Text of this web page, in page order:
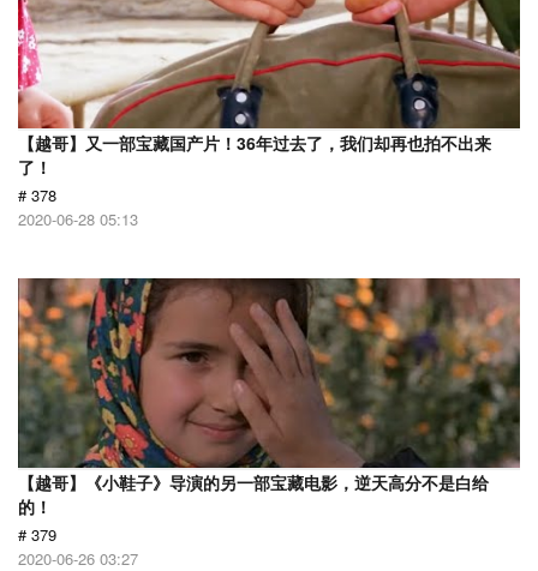
【越哥】又一部宝藏国产片！36年过去了，我们却再也拍不出来
了！
# 378
2020-06-28 05:13
【越哥】《小鞋子》导演的另一部宝藏电影，逆天高分不是白给
的！
# 379
2020-06-26 03:27